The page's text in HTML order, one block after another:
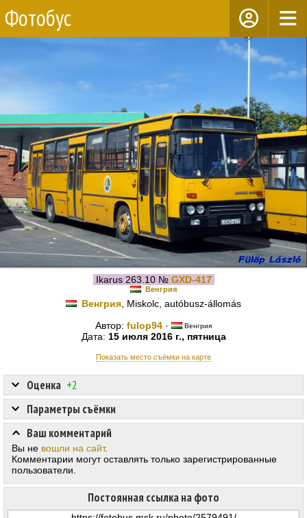
Фотобус
Ikarus 263.10 № GXD-417
Венгрия
Венгрия , Miskolc, autóbusz-állomás
Автор: fulop94 · Венгрия
Дата: 15 июля 2016 г., пятница
Показать место съёмки на карте
Оценка +2
Постоянная ссылка на фото
Параметры съёмки
Ваш комментарий
Вы не вошли на сайт.
Комментарии могут оставлять только зарегистрированные
пользователи.